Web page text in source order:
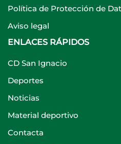
Política de Protección de
Aviso legal
ENLACES RÁPIDOS
CD San Ignacio
Deportes
Noticias
Material deportivo
Contacta